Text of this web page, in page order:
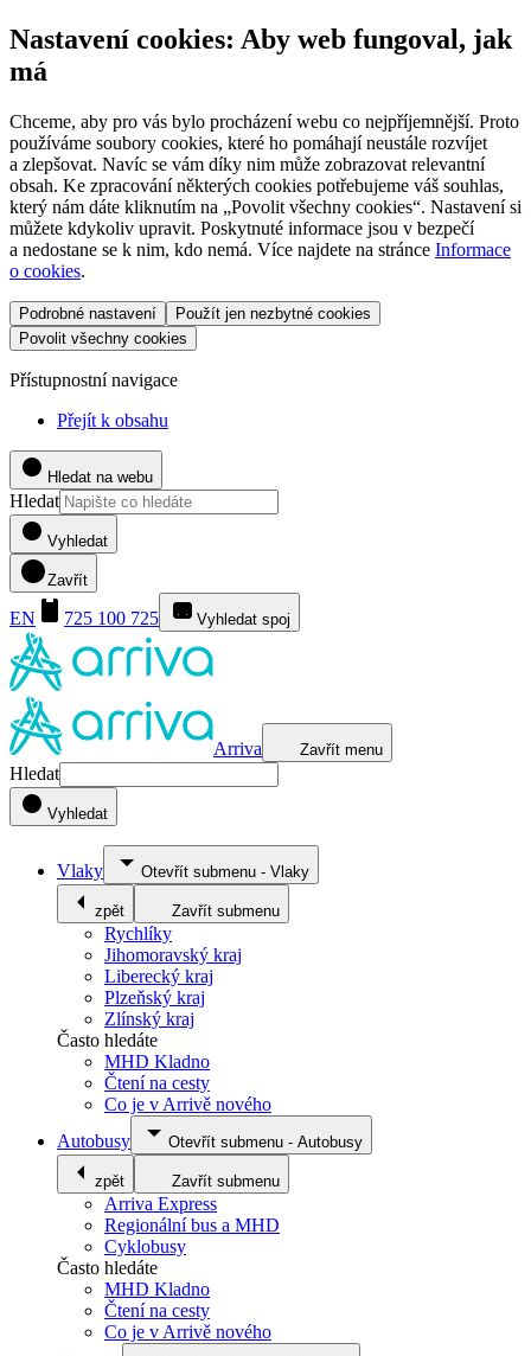
Nastavení cookies: Aby web fungoval, jak
má
Chceme, aby pro vás bylo procházení webu co nejpříjemnější. Proto
používáme soubory cookies, které ho pomáhají neustále rozvíjet
a zlepšovat. Navíc se vám díky nim může zobrazovat relevantní
obsah. Ke zpracování některých cookies potřebujeme váš souhlas,
který nám dáte kliknutím na „Povolit všechny cookies“. Nastavení si
můžete kdykoliv upravit. Poskytnuté informace jsou v bezpečí
a nedostane se k nim, kdo nemá. Více najdete na stránce Informace
o cookies.
Podrobné nastavení
Použít jen nezbytné cookies
Povolit všechny cookies
Přístupnostní navigace
Přejít k obsahu
Hledat na webu
Hledat
Vyhledat
Zavřít
EN 725 100 725 Vyhledat spoj
Arriva Zavřít menu
Hledat
Vyhledat
Vlaky Otevřít submenu - Vlaky
zpět Zavřít submenu
Rychlíky
Jihomoravský kraj
Liberecký kraj
Plzeňský kraj
Zlínský kraj
Často hledáte
MHD Kladno
Čtení na cesty
Co je v Arrivě nového
Autobusy
Otevřít submenu - Autobusy
zpět Zavřít submenu
Arriva Express
Regionální bus a MHD
Cyklobusy
Často hledáte
MHD Kladno
Čtení na cesty
Co je v Arrivě nového